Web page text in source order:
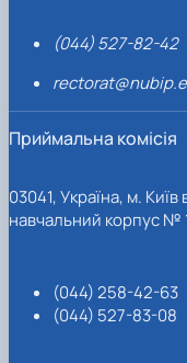
(044) 527-82-42
Приймальна комісія
03041, Україна, м.
навчальний корпус №
(044) 258-42-63
(044) 527-83-08